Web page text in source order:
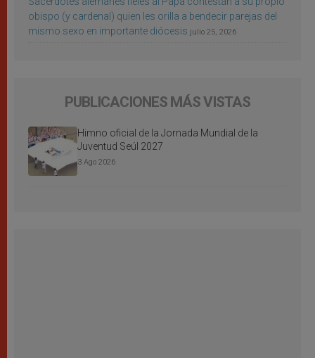
obispo (y cardenal) quien les orilla a bendecir parejas del
mismo sexo en importante diócesis julio 25, 2026
PUBLICACIONES MÁS VISTAS
Himno oficial de la Jornada Mundial de la
Juventud Seúl 2027
3 Ago 2026